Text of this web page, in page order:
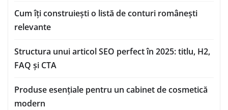
Cum îți construiești o listă de conturi românești
relevante
Structura unui articol SEO perfect în 2025: titlu, H2,
FAQ și CTA
Produse esențiale pentru un cabinet de cosmetică
modern